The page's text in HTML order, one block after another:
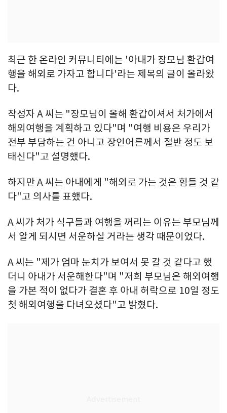
최근 한 온라인 커뮤니티에는 '아내가 장모님 환갑여
행을 해외로 가자고 합니다'라는 제목의 글이 올라왔
다.
작성자 A 씨는 "장모님이 올해 환갑이셔서 처가에서
해외여행을 계획하고 있다"며 "여행 비용은 우리가
전부 부담하는 건 아니고 장인어른께서 절반 정도 보
태신다"고 설명했다.
하지만 A 씨는 아내에게 "해외로 가는 것은 힘들 것 같
다"고 의사를 표했다.
A 씨가 처가 식구들과 여행을 꺼리는 이유는 부모님께
서 알게 되시면 서운하실 거라는 생각 때문이었다.
A 씨는 "제가 엄마 눈치가 보여서 못 갈 것 같다고 했
더니 아내가 서운해한다"며 "저희 부모님은 해외여행
을 가본 적이 없다가 결혼 후 아내 허락으로 10일 정도
첫 해외여행을 다녀오셨다"고 밝혔다.